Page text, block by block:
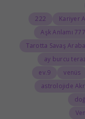
222
777 Aşk Anlamı
Tarotta Savaş
ay burcu
venüs
9.ev
astrolojide